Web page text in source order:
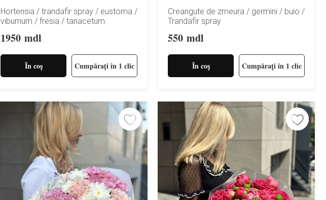
Hortensia / trandafir spray / eustoma /
viburnum / fresia / tanacetum
1950 mdl
În coș Cumpărați în 1 clic
Creangute de zmeura / germini / buio /
Trandafir spray
550 mdl
În coș Cumpărați în 1 clic